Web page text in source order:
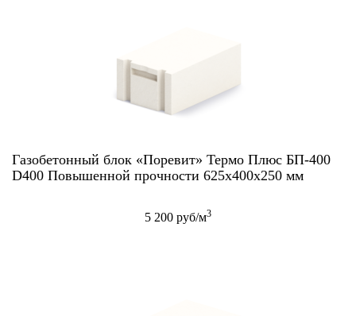
Газобетонный блок «Поревит» Термо Плюс БП-400
D400 Повышенной прочности 625x400x250 мм
5 200 руб/м3